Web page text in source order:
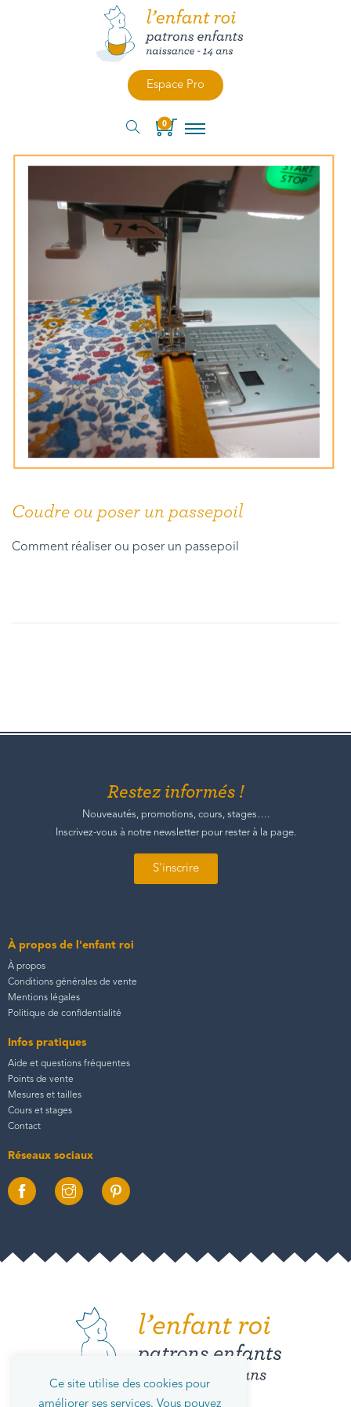
Espace Pro
0
Coudre ou poser un passepoil
Comment réaliser ou poser un passepoil
Restez informés !
Nouveautés, promotions, cours, stages….
Inscrivez-vous à notre newsletter pour rester à la page.
S'inscrire
À propos de l'enfant roi
À propos
Conditions générales de vente
Mentions légales
Politique de confidentialité
Infos pratiques
Aide et questions fréquentes
Points de vente
Mesures et tailles
Cours et stages
Contact
Réseaux sociaux
Ce site utilise des cookies pour
améliorer ses services. Vous pouvez